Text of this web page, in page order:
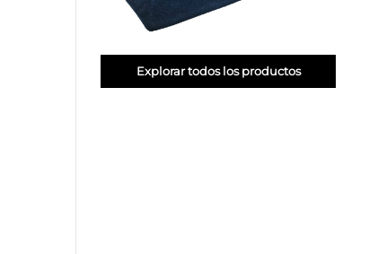
Explorar todos los productos